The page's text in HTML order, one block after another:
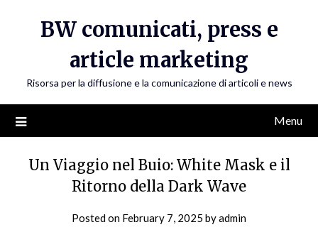
BW comunicati, press e
article marketing
Risorsa per la diffusione e la comunicazione di articoli e news
Menu
Un Viaggio nel Buio: White Mask e il
Ritorno della Dark Wave
Posted on February 7, 2025 byadmin